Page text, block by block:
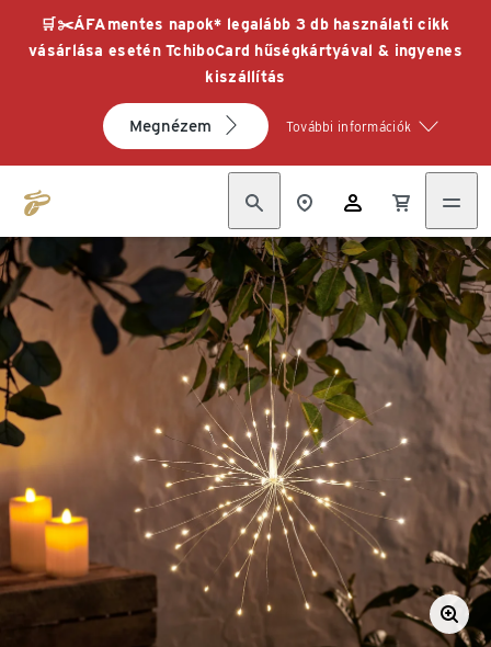
🛒✂️ÁFAmentes napok* legalább 3 db használati cikk
vásárlása esetén TchiboCard hűségkártyával & ingyenes
kiszállítás
Megnézem További információk